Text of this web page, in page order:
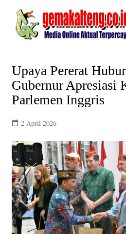
content
Upaya Pererat
Gubernur Apresiasi
Parlemen Inggris
2 April 2026